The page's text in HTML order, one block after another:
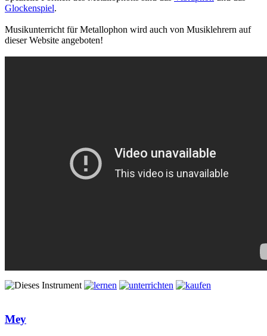
Glockenspiel.
Musikunterricht für Metallophon wird auch von Musiklehrern auf
dieser Website angeboten!
Mey